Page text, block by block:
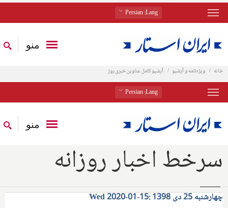
Lang
: Persian
منو
خانه ویژه‌نامه و آرشیو آرشیو کامل عناوین خبری روز
Lang
: Persian
منو
سرخط اخبار روزانه
چهارشنبه 25 دی 1398 :15-01-2020 Wed